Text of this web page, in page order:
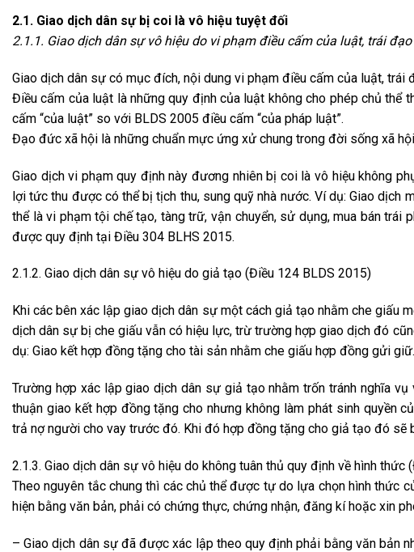
2.1. Giao dịch dân sự bị coi là vô hiệu tuyệt đối
2.1.1. Giao dịch dân sự vô hiệu do vi phạm điều cấm của luật, trái
Giao dịch dân sự có mục đích, nội dung vi phạm điều cấm của luật, trái
Điều cấm của luật là những quy định của luật không cho phép chủ thể
cấm “của luật” so với BLDS 2005 điều cấm “của pháp luật”.
Đạo đức xã hội là những chuẩn mực ứng xử chung trong đời sống xã
Giao dịch vi phạm quy định này đương nhiên bị coi là vô hiệu không
lợi tức thu được có thể bị tịch thu, sung quỹ nhà nước. Ví dụ: Giao dịch
thể là vi phạm tội chế tạo, tàng trữ, vận chuyển, sử dụng, mua bán
được quy định tại Điều 304 BLHS 2015.
2.1.2. Giao dịch dân sự vô hiệu do giả tạo (Điều 124 BLDS 2015)
Khi các bên xác lập giao dịch dân sự một cách giả tạo nhằm che giấu
dịch dân sự bị che giấu vẫn có hiệu lực, trừ trường hợp giao dịch đó
dụ: Giao kết hợp đồng tặng cho tài sản nhằm che giấu hợp đồng gửi giữ.
Trường hợp xác lập giao dịch dân sự giả tạo nhằm trốn tránh nghĩa
thuận giao kết hợp đồng tặng cho nhưng không làm phát sinh quyền
trả nợ người cho vay trước đó. Khi đó hợp đồng tặng cho giả tạo đó sẽ
2.1.3. Giao dịch dân sự vô hiệu do không tuân thủ quy định về hình thức
Theo nguyên tắc chung thì các chủ thể được tự do lựa chọn hình thức
hiện bằng văn bản, phải có chứng thực, chứng nhận, đăng kí hoặc xin
– Giao dịch dân sự đã được xác lập theo quy định phải bằng văn bản